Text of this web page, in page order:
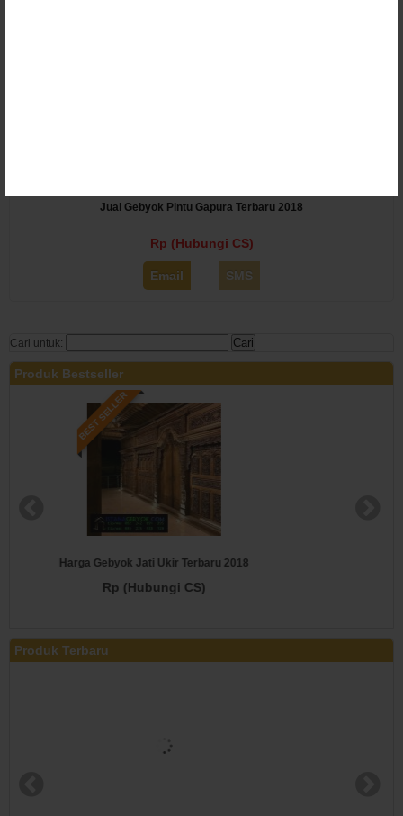
Jual Gebyok Pintu Gapura Terbaru 2018
Rp (Hubungi CS)
Email SMS
Cari untuk:
Produk Bestseller
BEST SELLER
Gebyok Pintu Kamar
Produk Terbaru